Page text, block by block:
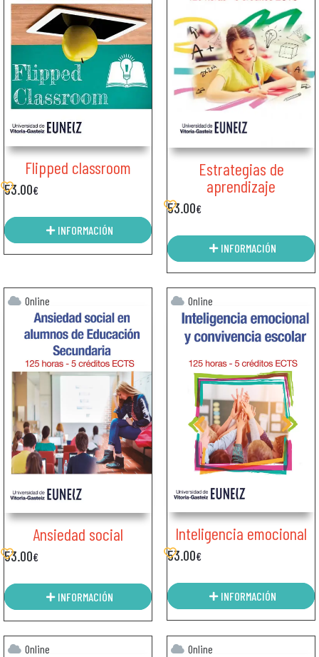
Flipped classroom
53.00€
INFORMACIÓN
Estrategias de
aprendizaje
53.00€
INFORMACIÓN
Online
Ansiedad social
53.00€
INFORMACIÓN
Online
Inteligencia emocional
53.00€
INFORMACIÓN
Online Online